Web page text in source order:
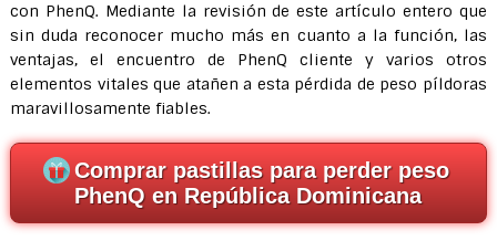
con PhenQ. Mediante la revisión de este artículo entero que
sin duda reconocer mucho más en cuanto a la función, las
ventajas, el encuentro de PhenQ cliente y varios otros
elementos vitales que atañen a esta pérdida de peso píldoras
maravillosamente fiables.
Comprar pastillas para perder peso
PhenQ en República Dominicana